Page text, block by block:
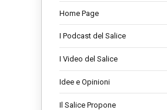
Home Page
I Podcast del Salice
I Video del Salice
Idee e Opinioni
Il Salice Propone